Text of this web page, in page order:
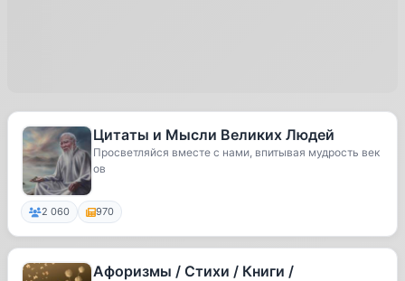
Цитаты и Мысли Великих Людей
Просветляйся вместе с нами, впитывая мудрость век
ов
2 060 970
Афоризмы / Стихи / Книги /